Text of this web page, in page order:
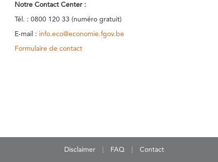
Notre Contact Center :
Tél. : 0800 120 33 (numéro gratuit)
E-mail : info.eco@economie.fgov.be
Formulaire de contact
Disclaimer FAQ Contact